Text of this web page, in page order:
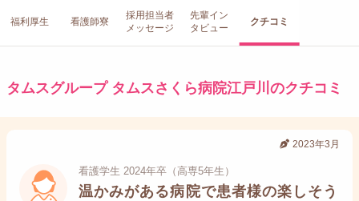
福利厚生 看護師寮
採用担当者
メッセージ
先輩イン
タビュー
クチコミ
タムスグループ タムスさくら病院江戸川のクチコミ
2023年3月
看護学生 2024年卒（高専5年生）
温かみがある病院で患者様の楽しそう